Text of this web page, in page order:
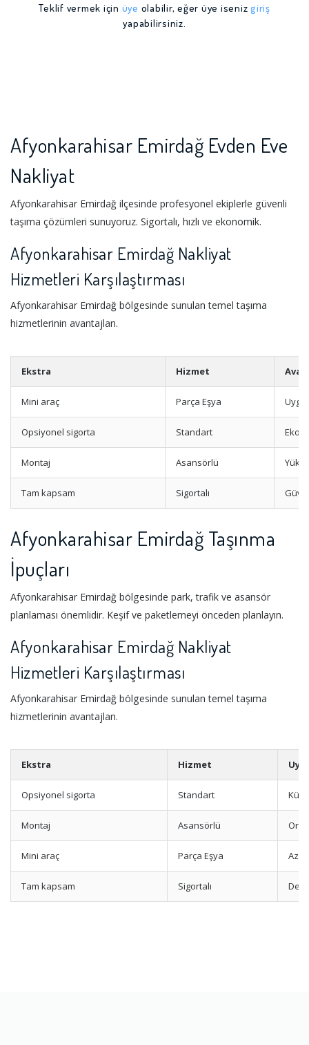
Teklif vermek için üye olabilir, eğer üye iseniz giriş
yapabilirsiniz.
Afyonkarahisar Emirdağ Evden Eve
Nakliyat
Afyonkarahisar Emirdağ ilçesinde profesyonel ekiplerle güvenli
taşıma çözümleri sunuyoruz. Sigortalı, hızlı ve ekonomik.
Afyonkarahisar Emirdağ Nakliyat
Hizmetleri Karşılaştırması
Afyonkarahisar Emirdağ bölgesinde sunulan temel taşıma
hizmetlerinin avantajları.
Ekstra Hizmet
Mini araç Parça Eşya
Opsiyonel sigorta Standart
Montaj Asansörlü
Tam kapsam Sigortalı
Afyonkarahisar Emirdağ Taşınma
İpuçları
Afyonkarahisar Emirdağ bölgesinde park, trafik ve asansör
planlaması önemlidir. Keşif ve paketlemeyi önceden planlayın.
Afyonkarahisar Emirdağ Nakliyat
Hizmetleri Karşılaştırması
Afyonkarahisar Emirdağ bölgesinde sunulan temel taşıma
hizmetlerinin avantajları.
Ekstra Hizmet
Opsiyonel sigorta Standart
Montaj Asansörlü
Mini araç Parça Eşya Az
Tam kapsam Sigortalı